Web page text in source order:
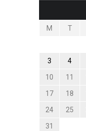
M T
3 4
10 11
17 18
24 25
31